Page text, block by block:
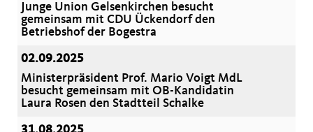
Junge Union Gelsenkirchen besucht
gemeinsam mit CDU Ückendorf den
Betriebshof der Bogestra
02.09.2025
Ministerpräsident Prof. Mario Voigt MdL
besucht gemeinsam mit OB-Kandidatin
Laura Rosen den Stadtteil Schalke